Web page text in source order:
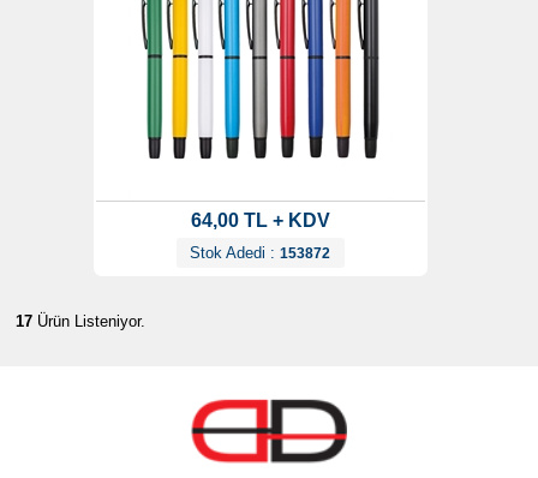
64,00 TL + KDV
Stok Adedi : 153872
17Ürün Listeniyor.